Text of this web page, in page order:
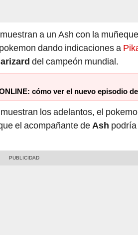
a un Ash con la
dando indicaciones a
del campeón mundial.
cómo ver el nuevo episodio
los adelantos, el
el acompañante deAsh